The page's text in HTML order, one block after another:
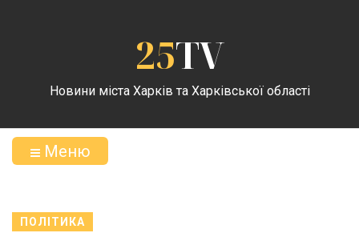
25TV
Новини міста Харків та Харківської області
Меню
ПОЛІТИКА